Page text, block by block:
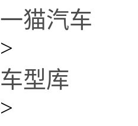
一猫汽车
>
车型库
>